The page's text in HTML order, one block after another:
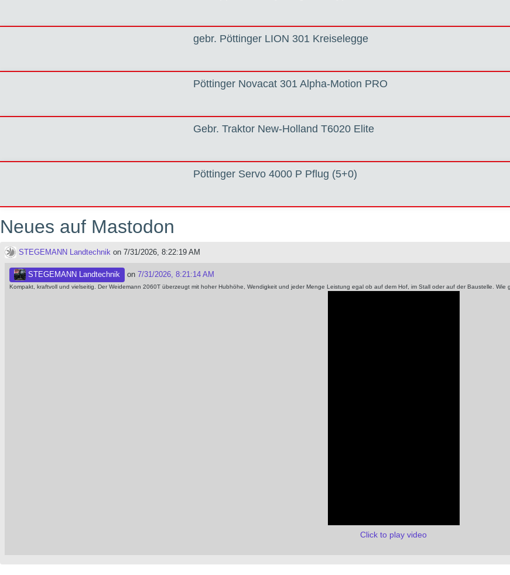
gebr. Pöttinger LION 301 Kreiselegge
Pöttinger Novacat 301 Alpha-Motion PRO
Gebr. Traktor New-Holland T6020 Elite
Pöttinger Servo 4000 P Pflug (5+0)
Neues auf Mastodon
STEGEMANN Landtechnik on 7/31/2026, 8:22:19 AM
STEGEMANN Landtechnik on 7/31/2026, 8:21:14 AM
Kompakt, kraftvoll und vielseitig. Der Weidemann 2060T überzeugt mit hoher Hubhöhe, Wendigkeit und jeder Menge Leistung egal ob auf dem Hof, im Stall oder auf der Baustelle. Wie
Click to play video